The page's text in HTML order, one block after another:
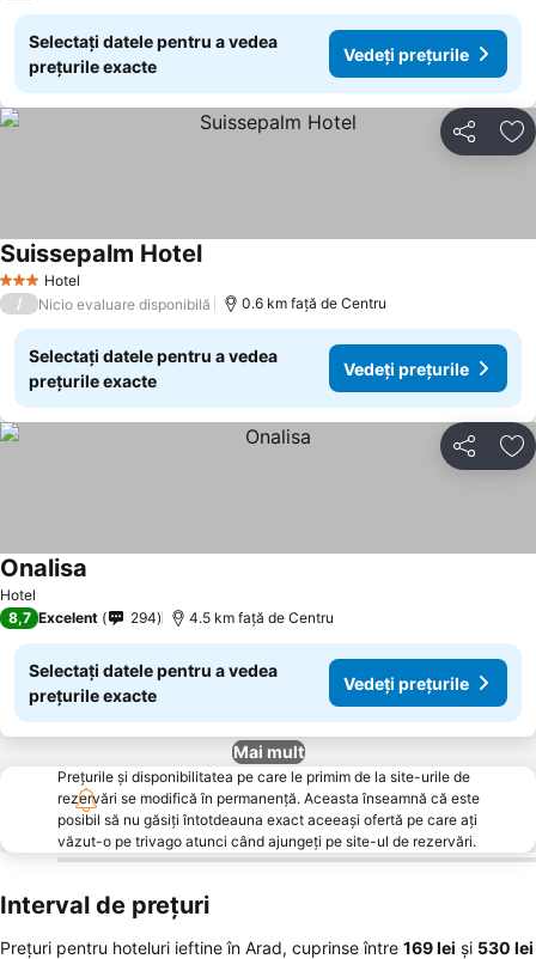
Selectați datele pentru a vedea
prețurile exacte
Vedeți prețurile
Distribuiți
3 SteleHotel
Suissepalm HotelVedeți prețurile
/ Nicio evaluare disponibilă 0.6 km faţă de Centru
Selectați datele pentru a vedea
prețurile exacte
Vedeți prețurile
Distribuiți
Hotel
Onalisa
8,7 Excelent 294 4.5 km faţă de Centru
Selectați datele pentru a vedea
prețurile exacte
Vedeți prețurile
Mai mult
Prețurile și disponibilitatea pe care le primim de la site-urile de
rezervări se modifică în permanență. Aceasta înseamnă că este
posibil să nu găsiți întotdeauna exact aceeași ofertă pe care ați
văzut-o pe trivago atunci când ajungeți pe site-ul de rezervări.
Interval de prețuri
Prețuri pentru hoteluri ieftine în Arad, cuprinse între ‎169 lei și ‎530 lei